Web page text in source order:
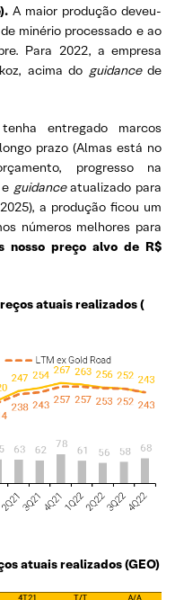
A maior produção deveu-
minério processado e ao
Para 2022, a empresa
acima do guidancede
entregado marcos
prazo (Almas está no
progresso na
guidanceatualizado para
a produção ficou um
números melhores para
nosso preço alvo de R$
atuais realizados (
atuais realizados (GEO)